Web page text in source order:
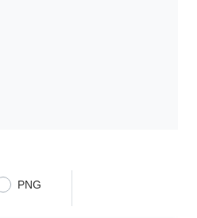
PNG